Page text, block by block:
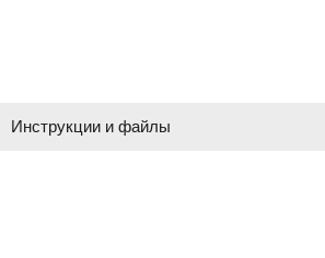
Инструкции и файлы